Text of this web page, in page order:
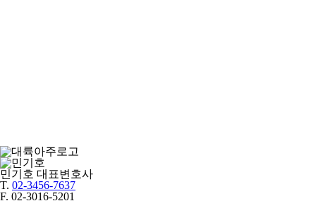
민기호 대표변호사
T. 02-3456-7637
F. 02-3016-5201